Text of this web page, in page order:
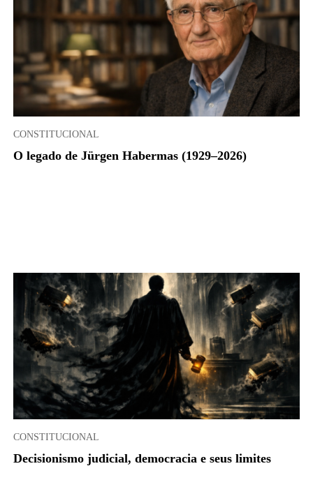
CONSTITUCIONAL
O legado de Jürgen Habermas (1929–2026)
CONSTITUCIONAL
Decisionismo judicial, democracia e seus limites